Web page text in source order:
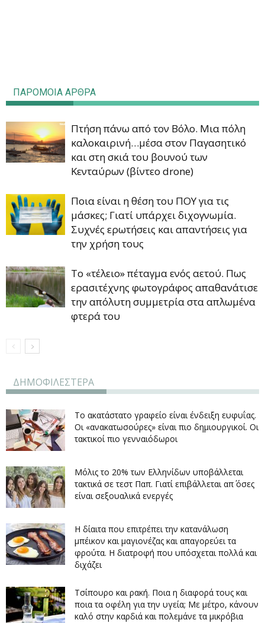
ΠΑΡΟΜΟΙΑ ΑΡΘΡΑ
Πτήση πάνω από τον Βόλο. Μια πόλη
καλοκαιρινή…μέσα στον Παγασητικό
και στη σκιά του βουνού των
Κενταύρων (βίντεο drone)
Ποια είναι η θέση του ΠΟΥ για τις
μάσκες; Γιατί υπάρχει διχογνωμία.
Συχνές ερωτήσεις και απαντήσεις για
την χρήση τους
Το «τέλειο» πέταγμα ενός αετού. Πως
ερασιτέχνης φωτογράφος απαθανάτισε
την απόλυτη συμμετρία στα απλωμένα
φτερά του
ΔΗΜΟΦΙΛΕΣΤΕΡΑ
Το ακατάστατο γραφείο είναι ένδειξη ευφυΐας.
Οι «ανακατωσούρες» είναι πιο δημιουργικοί. Οι
τακτικοί πιο γενναιόδωροι
Μόλις το 20% των Ελληνίδων υποβάλλεται
τακτικά σε τεστ Παπ. Γιατί επιβάλλεται απ΄ όσες
είναι σεξουαλικά ενεργές
Η δίαιτα που επιτρέπει την κατανάλωση
μπέικον και μαγιονέζας και απαγορεύει τα
φρούτα. Η διατροφή που υπόσχεται πολλά και
διχάζει
Τσίπουρο και ρακή. Ποια η διαφορά τους και
ποια τα οφέλη για την υγεία; Με μέτρο, κάνουν
καλό στην καρδιά και πολεμάνε τα μικρόβια